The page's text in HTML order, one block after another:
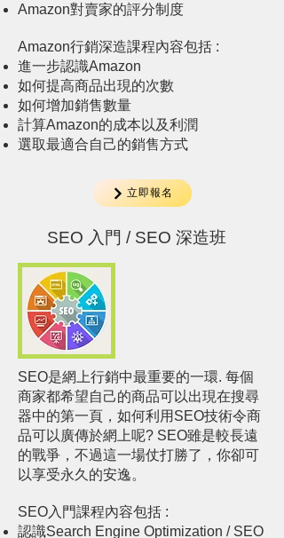
Amazon對賣家的評分制度
​Amazon行銷深造課程內容包括 :
​進一步認識Amazon
如何提高商品出現的次數
如何增加銷售數量
計算Amazon的成本以及利潤
選取最適合自己的銷售方式
立即報名
SEO 入門 / SEO 深造班
SEO是網上行銷中最重要的一環. 每個
商家都希望自己的商品可以出現在搜尋
器中的第一頁，如何利用SEO技術令商
品可以廣傳於網上呢? SEO雖是較長遠
的戰爭，不過這一場仗打勝了，你卻可
以享受永久的安逸。
SEO入門課程內容包括 :
認識Search Engine Optimization / SEO